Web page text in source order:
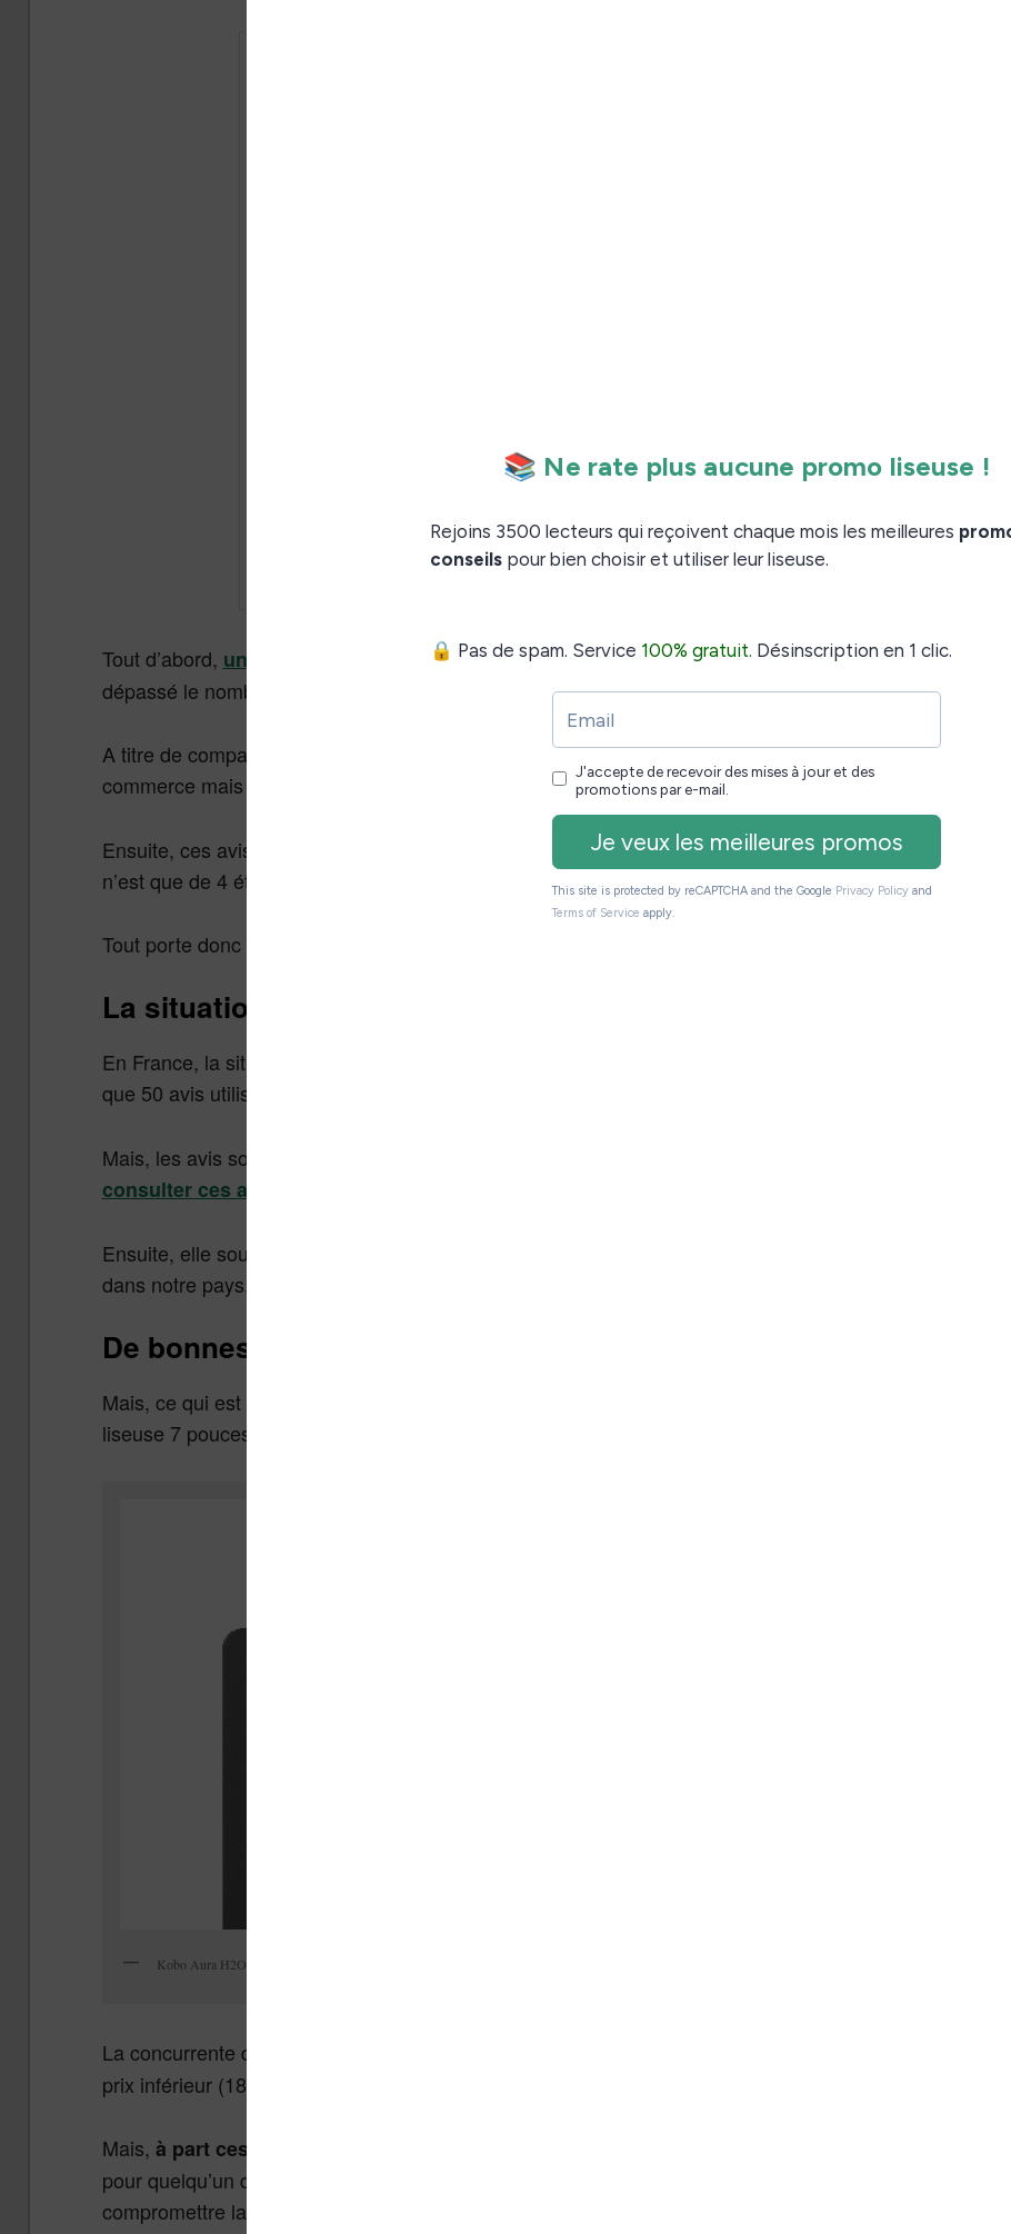
Tout d’abord, un blog américain
mentionne que le nombre d’avis déposés sur Amazon a déjà
dépassé le nombre de 1 000 en seulement trois mois.
A titre de comparaison, la première Oasis est restée deux ans au catalogue du géant du e-
commerce mais n’avait, à la fin, que 4 350 avis d’acheteurs.
Ensuite, ces avis sont nombreux à attribuer la note de 5 étoiles à la liseuse, même si la moyenne
n’est que de 4 étoiles – ce qui est déjà une bonne note pour un appareil à plus de 200 €.
Tout porte donc à croire que les utilisateurs aiment beaucoup cette machine de 7 pouces.
La situation en France
En France, la situation est largement moins favorable. Tout d’abord, la Kindle Oasis ne compte
que 50 avis utilisateurs.
Mais, les avis sont bons : avec 4 étoiles de moyenne dont 66% de 5 étoiles. Vous pouvez
consulter ces avis ici
Ensuite, elle souffre de la mauvaise presse fait à Amazon au profit de Kobo qui est très populaire
dans notre pays.
De bonnes perspectives
Mais, ce qui est rassurant pour Amazon, c’est qu’ils sont à peu près seuls sur le segment de la
liseuse 7 pouces.
Kobo Aura H2O 2017
La concurrente directe est la
prix inférieur (189 € contre 249 € pour la Oasis).
Mais, à part ces deux liseuses sérieuses, il n’y a pas grand chose à se mettre sous la dent
pour quelqu’un qui souhaite une liseuse avec un écran plus grand que 6 pouces sans
compromettre la portabilité de la machine de lecture.